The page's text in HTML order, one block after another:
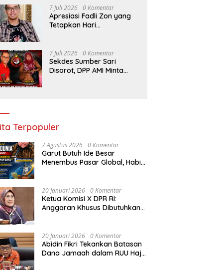
7 Juli 2026 0 Komentar
Apresiasi Fadli Zon yang
Tetapkan Hari
Hizkia: Pelaksanaan
Amanat Konstitusi
7 Juli 2026 0 Komentar
Sekdes Sumber Sari
Disorot, DPP AMI Minta
Terpopuler
7 Agustus 2026 0 Komentar
Garut Butuh Ide Besar
Menembus Pasar Global, Habib
20 Januari 2026 0 Komentar
Ketua Komisi X DPR RI:
Anggaran Khusus Dibutuhkan
Akibat Bencana
20 Januari 2026 0 Komentar
Abidin Fikri Tekankan Batasan
Dana Jamaah dalam RUU Haji